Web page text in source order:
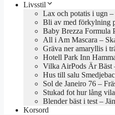
Livsstil
Lax och potatis i ugn
Bli av med förkylning
Baby Brezza Formula
All i Am Mascara –
Gräva ner amaryllis i
Hotell Park Inn
Vilka AirPods Är Bäst
Hus till salu
Sol de Janeiro 76 –
Stukad fot hur lång
Blender bäst i test –
Korsord